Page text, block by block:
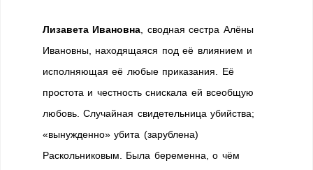
Лизавета Ивановна , сводная сестра Алёны
Ивановны, находящаяся под её влиянием и
исполняющая её любые приказания. Её
простота и честность снискала ей всеобщую
любовь. Случайная свидетельница убийства;
«вынужденно» убита (зарублена)
Раскольниковым. Была беременна, о чём